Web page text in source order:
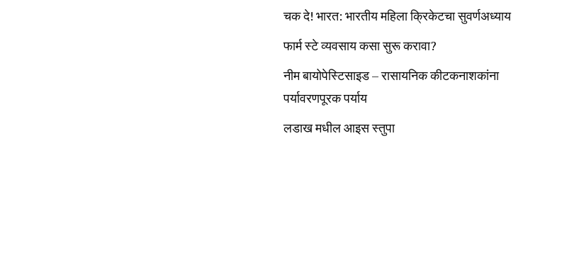
चक दे! भारत: भारतीय महिला क्रिकेटचा सुवर्णअध्याय
फार्म स्टे व्यवसाय कसा सुरू करावा?
नीम बायोपेस्टिसाइड – रासायनिक कीटकनाशकांना
पर्यावरणपूरक पर्याय
लडाख मधील आइस स्तुपा